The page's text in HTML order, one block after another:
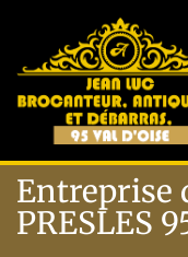
Entreprise
PRESLES